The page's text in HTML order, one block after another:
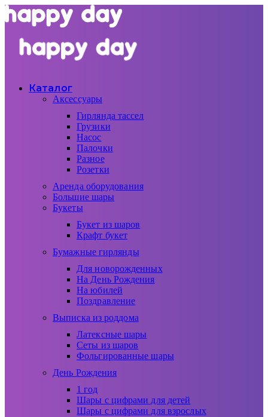
Каталог
Аксессуары
Гирлянда тассел
Грузики
Насос
Палочки
Разное
Розетки
Аренда оборудования
Большие шары
Букеты
Букет из шаров
Крафт букет
Бумажные гирлянды
Для новорожденных
На День Рождения
На юбилей
Поздравление
Выписка из роддома
Латексные шары
Сеты из шаров
Фольгированные шары
День Рождения
1 год
Шары с цифрами для детей
Шары с цифрами для взрослых